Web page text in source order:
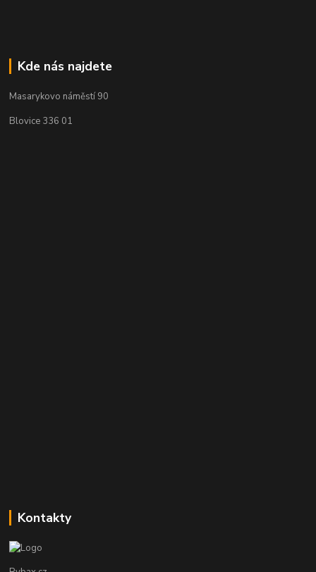
Kde nás najdete
Masarykovo náměstí 90
Blovice 336 01
Kontakty